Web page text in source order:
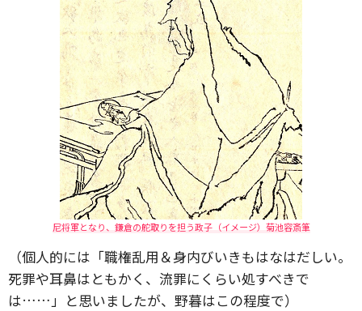
尼将軍となり、鎌倉の舵取りを担う政子（イメージ）菊池容斎筆
（個人的には「職権乱用＆身内びいきもはなはだしい。
死罪や耳鼻はともかく、流罪にくらい処すべきで
は……」と思いましたが、野暮はこの程度で）